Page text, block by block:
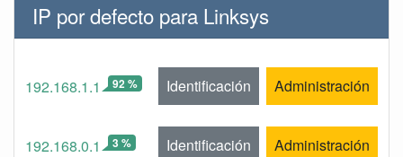
IP por defecto para Linksys
192.168.1.1 92 % Identificación Administración
192.168.0.1 3 % Identificación Administración